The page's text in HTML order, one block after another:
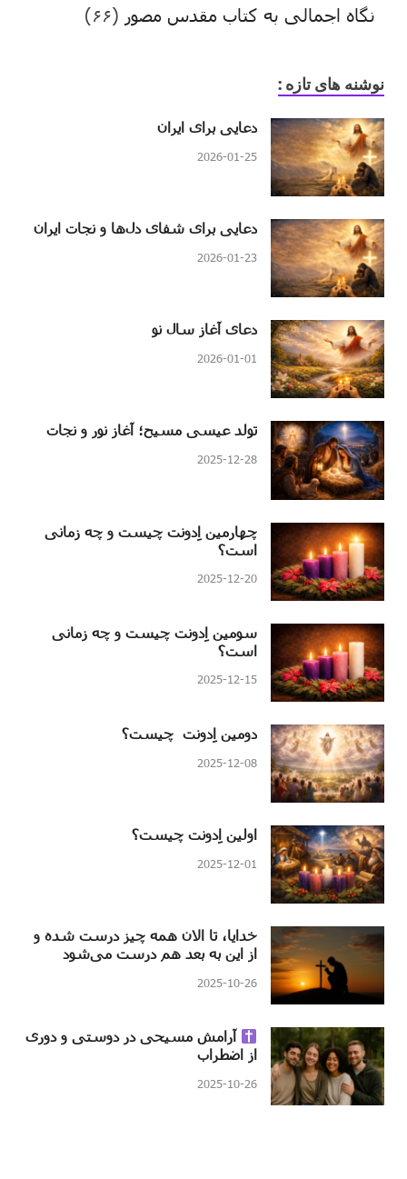
نگاه اجمالی به کتاب مقدس مصور (۶۶)
نوشنه های تازه :
دعایی برای ایران
2026-01-25
دعایی برای شفای دل‌ها و نجات ایران
2026-01-23
دعای آغاز سال نو
2026-01-01
تولد عیسی مسیح؛ آغاز نور و نجات
2025-12-28
چهارمین اِدونت چیست و چه زمانی
است؟
2025-12-20
سومین اِدونت چیست و چه زمانی
است؟
2025-12-15
دومین اِدونت چیست؟
2025-12-08
اولین اِدونت چیست؟
2025-12-01
خدایا، تا الان همه چیز درست شده و
از این به بعد هم درست می‌شود
2025-10-26
آرامش مسیحی در دوستی و دوری
از اضطراب
2025-10-26